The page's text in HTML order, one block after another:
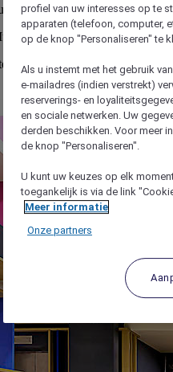
E
het Mini Mundos-park en de
profiel van uw interesses op te
apparaten (telefoon, computer,
op de knop "Personaliseren" te
Als u instemt met het gebruik
e-mailadres (indien verstrekt)
reserverings- en
en sociale netwerken. Uw
derden beschikken. Voor meer
de knop "Personaliseren".
U kunt uw keuzes op elk
toegankelijk is via de link
Meer informatie
Onze partners